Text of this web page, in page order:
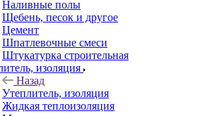
Наливные полы
Щебень, песок и другое
Цемент
Шпатлевочные смеси
Штукатурка строительная
изоляция
Назад
Утеплитель, изоляция
Жидкая теплоизоляция